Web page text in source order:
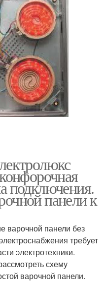
подключения.
панели к
варочной панели без
требует
электротехники.
схему
варочной панели.